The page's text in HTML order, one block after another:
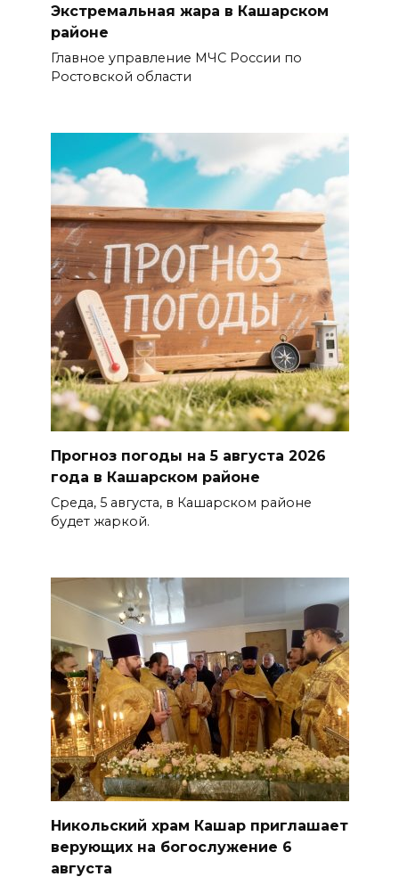
Экстремальная жара в Кашарском
районе
Главное управление МЧС России по
Ростовской области
Прогноз погоды на 5 августа 2026
года в Кашарском районе
Среда, 5 августа, в Кашарском районе
будет жаркой.
Никольский храм Кашар приглашает
верующих на богослужение 6
августа